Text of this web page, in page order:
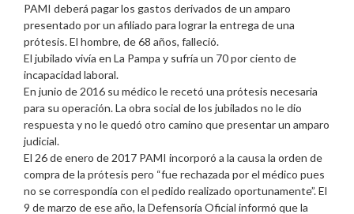
PAMI deberá pagar los gastos derivados de un amparo
presentado por un afiliado para lograr la entrega de una
prótesis. El hombre, de 68 años, falleció.
El jubilado vivía en La Pampa y sufría un 70 por ciento de
incapacidad laboral.
En junio de 2016 su médico le recetó una prótesis necesaria
para su operación. La obra social de los jubilados no le dio
respuesta y no le quedó otro camino que presentar un amparo
judicial.
El 26 de enero de 2017 PAMI incorporó a la causa la orden de
compra de la prótesis pero “fue rechazada por el médico pues
no se correspondía con el pedido realizado oportunamente”. El
9 de marzo de ese año, la Defensoría Oficial informó que la